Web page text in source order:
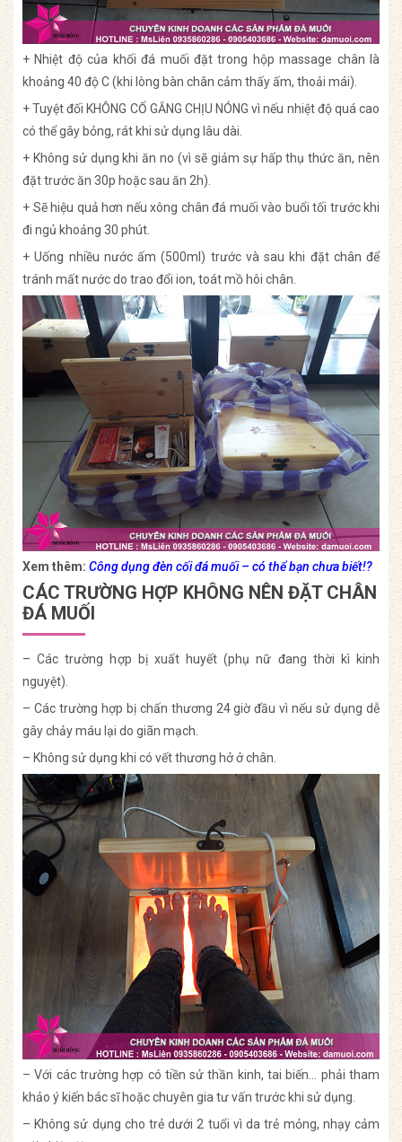
+ Nhiệt độ của khối đá muối đặt trong hộp massage chân là
khoảng 40 độ C (khi lòng bàn chân cảm thấy ấm, thoải mái).
+ Tuyệt đối KHÔNG CỐ GẮNG CHỊU NÓNG vì nếu nhiệt độ quá cao
có thể gây bỏng, rát khi sử dụng lâu dài.
+ Không sử dụng khi ăn no (vì sẽ giảm sự hấp thụ thức ăn, nên
đặt trước ăn 30p hoặc sau ăn 2h).
+ Sẽ hiệu quả hơn nếu xông chân đá muối vào buổi tối trước khi
đi ngủ khoảng 30 phút.
+ Uống nhiều nước ấm (500ml) trước và sau khi đặt chân để
tránh mất nước do trao đổi ion, toát mồ hôi chân.
Xem thêm: Công dụng đèn cối đá muối – có thể bạn chưa biết!?
CÁC TRƯỜNG HỢP KHÔNG NÊN ĐẶT CHÂN
ĐÁ MUỐI
– Các trường hợp bị xuất huyết (phụ nữ đang thời kì kinh
nguyệt).
– Các trường hợp bị chấn thương 24 giờ đầu vì nếu sử dụng dễ
gây chảy máu lại do giãn mạch.
– Không sử dụng khi có vết thương hở ở chân.
– Với các trường hợp có tiền sử thần kinh, tai biến… phải tham
khảo ý kiến bác sĩ hoặc chuyên gia tư vấn trước khi sử dụng.
– Không sử dụng cho trẻ dưới 2 tuổi vì da trẻ mỏng, nhạy cảm